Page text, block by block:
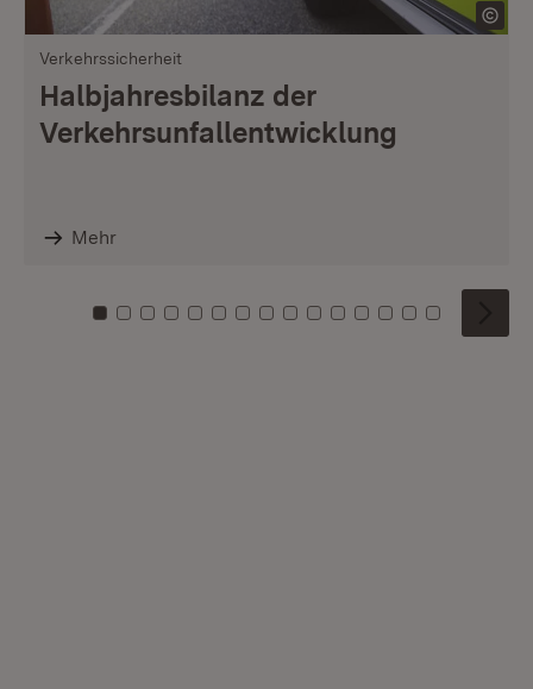
Verkehrssicherheit
Halbjahresbilanz der
Verkehrsunfallentwicklung
Mehr
Zu Kachel: 0
Zu Kachel: 1
Zu Kachel: 2
Zu Kachel: 3
Zu Kachel: 4
Zu Kachel: 5
Zu Kachel: 6
Zu Kachel: 7
Zu Kachel: 8
Zu Kachel: 9
Zu Kachel: 10
Zu Kachel: 11
Zu Kachel: 12
Zu Kachel:
Zu